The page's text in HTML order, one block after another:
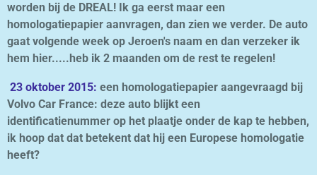
worden bij de DREAL! Ik ga eerst maar een
homologatiepapier aanvragen, dan zien we verder. De auto
gaat volgende week op Jeroen's naam en dan verzeker ik
hem hier.....heb ik 2 maanden om de rest te regelen!
23 oktober 2015: een homologatiepapier aangevraagd bij
Volvo Car France: deze auto blijkt een
identificatienummer op het plaatje onder de kap te hebben,
ik hoop dat dat betekent dat hij een Europese homologatie
heeft?